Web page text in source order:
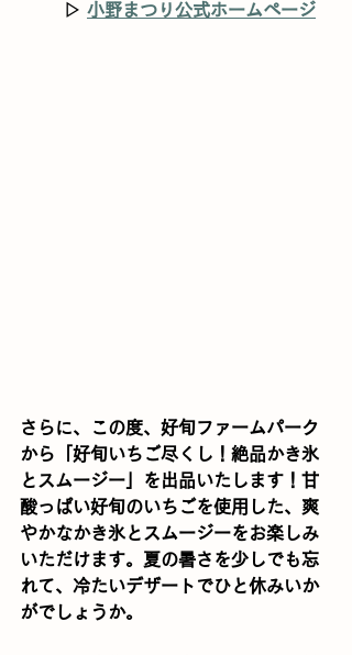
▷ 小野まつり公式ホームページ
さらに、この度、好旬ファームパーク
から「好旬いちご尽くし！絶品かき氷
とスムージー」を出品いたします！甘
酸っぱい好旬のいちごを使用した、爽
やかなかき氷とスムージーをお楽しみ
いただけます。夏の暑さを少しでも忘
れて、冷たいデザートでひと休みいか
がでしょうか。